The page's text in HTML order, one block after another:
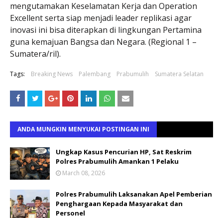
mengutamakan Keselamatan Kerja dan Operation
Excellent serta siap menjadi leader replikasi agar
inovasi ini bisa diterapkan di lingkungan Pertamina
guna kemajuan Bangsa dan Negara. (Regional 1 –
Sumatera/ril).
Tags: Breaking News Palembang Prabumulih Sumatera Selatan
ANDA MUNGKIN MENYUKAI POSTINGAN INI
Ungkap Kasus Pencurian HP, Sat Reskrim
Polres Prabumulih Amankan 1 Pelaku
March 08, 2026
Polres Prabumulih Laksanakan Apel Pemberian
Penghargaan Kepada Masyarakat dan
Personel